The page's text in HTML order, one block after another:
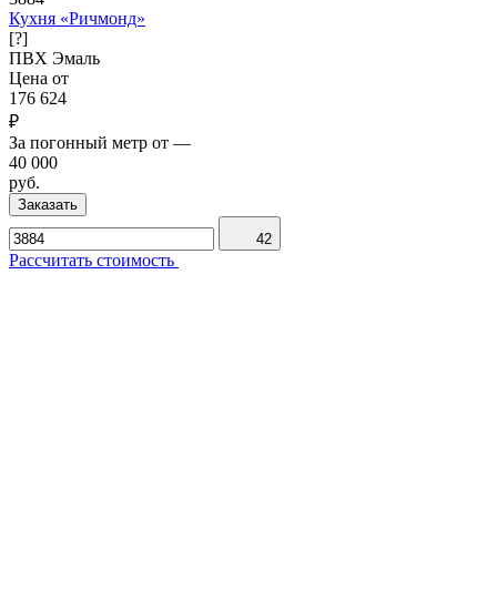
Кухня «Ричмонд»
[?]
ПВХ Эмаль
Цена от
176 624
₽
За погонный метр от —
40 000
руб.
Заказать
42
Рассчитать стоимость